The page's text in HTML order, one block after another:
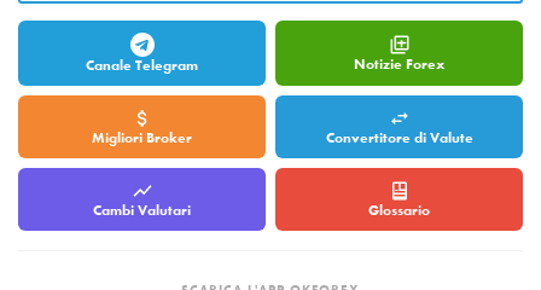
Canale Telegram Notizie Forex
Migliori Broker Convertitore di Valute
Cambi Valutari Glossario